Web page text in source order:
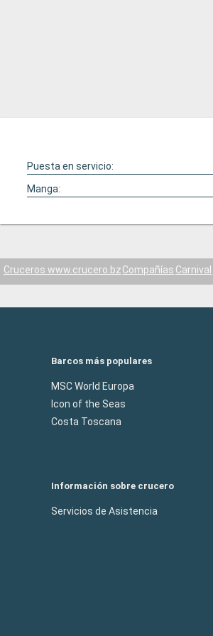
Puesta en servicio:
Manga:
Cruceros www.crucero.bzCompañías Carnival
Barcos más populares
MSC World Europa
Icon of the Seas
Costa Toscana
Información sobre crucero
Servicios de Asistencia